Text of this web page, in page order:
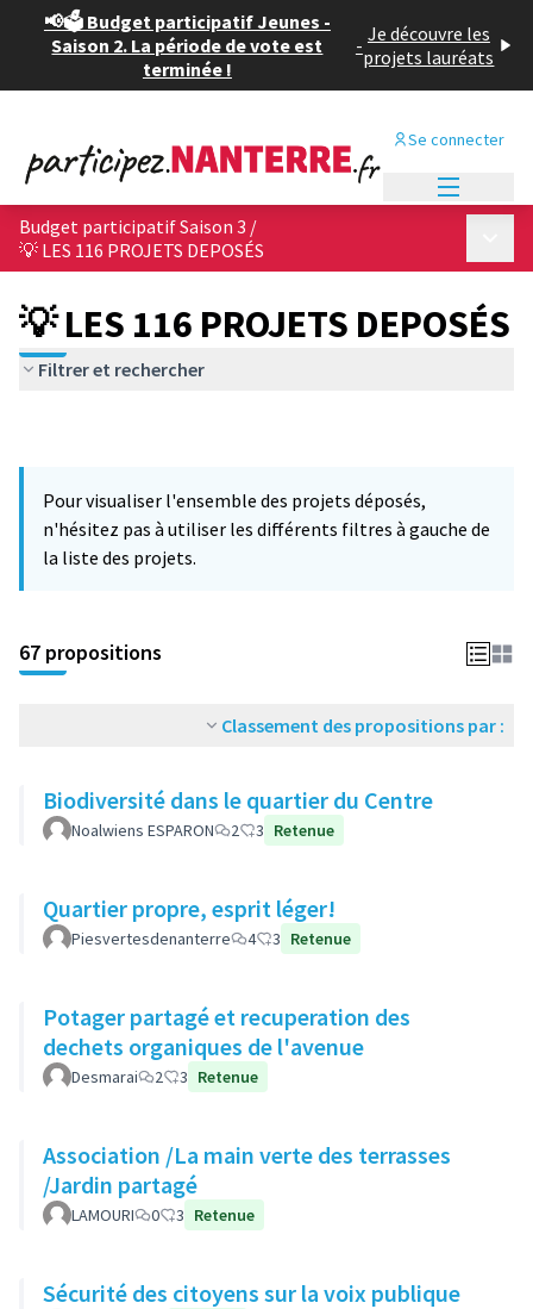
📢🗳️ Budget participatif Jeunes -
Saison 2. La période de vote est
terminée !
- Je découvre les
projets lauréats
Se connecter
Budget participatif Saison 3 /
💡 LES 116 PROJETS DEPOSÉS
💡 LES 116 PROJETS DEPOSÉS
Filtrer et rechercher
Pour visualiser l'ensemble des projets déposés,
n'hésitez pas à utiliser les différents filtres à gauche de
la liste des projets.
67 propositions
Classement des propositions par :
Biodiversité dans le quartier du Centre
Noalwiens ESPARON 2 3 Retenue
Quartier propre, esprit léger!
Piesvertesdenanterre 4 3 Retenue
Potager partagé et recuperation des
dechets organiques de l'avenue
Desmarai 2 3 Retenue
Association /La main verte des terrasses
/Jardin partagé
LAMOURI 0 3 Retenue
Sécurité des citoyens sur la voix publique